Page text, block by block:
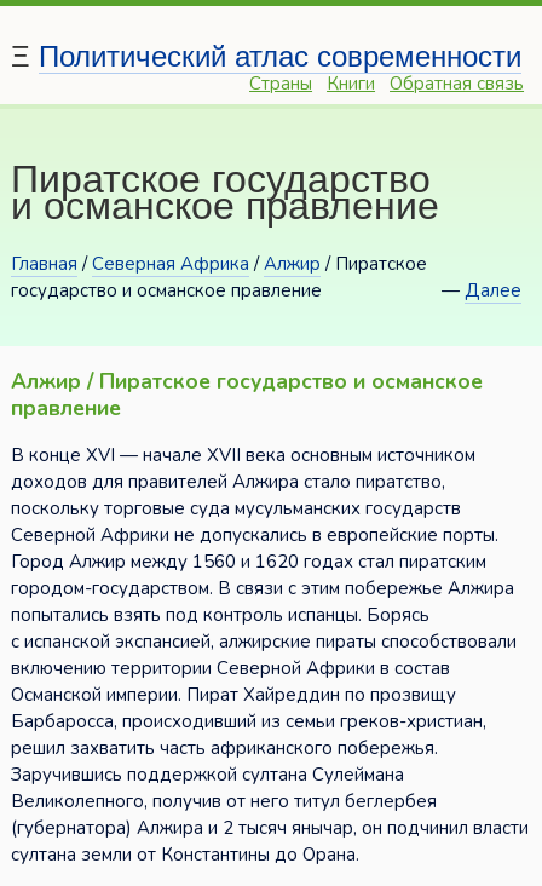
Ξ Политический атлас современности
Страны Книги Обратная связь
Пиратское государство
и османское правление
Главная /Северная Африка /Алжир / Пиратское
государство и османское правление
—Далее
Алжир / Пиратское государство и османское
правление
В конце XVI — начале XVII века основным источником
доходов для правителей Алжира стало пиратство,
поскольку торговые суда мусульманских государств
Северной Африки не допускались в европейские порты.
Город Алжир между 1560 и 1620 годах стал пиратским
городом-государством. В связи с этим побережье Алжира
попытались взять под контроль испанцы. Борясь
с испанской экспансией, алжирские пираты способствовали
включению территории Северной Африки в состав
Османской империи. Пират Хайреддин по прозвищу
Барбаросса, происходивший из семьи греков-христиан,
решил захватить часть африканского побережья.
Заручившись поддержкой султана Сулеймана
Великолепного, получив от него титул беглербея
(губернатора) Алжира и 2 тысяч янычар, он подчинил власти
султана земли от Константины до Орана.